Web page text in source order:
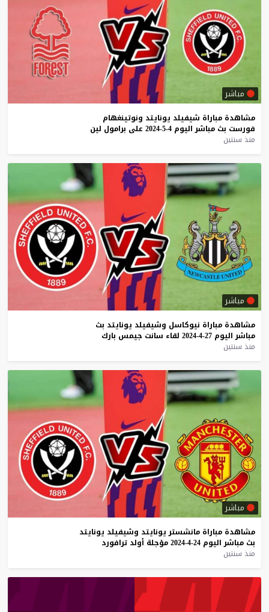
مباشر
مشاهدة مباراة شيفيلد يونايتد ونوتينغهام
فورست بث مباشر اليوم 4-5-2024 على برامول لين
منذ سنتين
مباشر
مشاهدة مباراة نيوكاسل وشيفيلد يونايتد بث
مباشر اليوم 27-4-2024 لقاء سانت جيمس بارك
منذ سنتين
مباشر
مشاهدة مباراة مانشستر يونايتد وشيفيلد يونايتد
بث مباشر اليوم 24-4-2024 مؤجلة أولد ترافورد
منذ سنتين